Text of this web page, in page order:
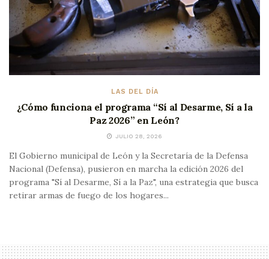
LAS DEL DÍA
¿Cómo funciona el programa “Sí al Desarme, Sí a la
Paz 2026” en León?
JULIO 28, 2026
El Gobierno municipal de León y la Secretaría de la Defensa
Nacional (Defensa), pusieron en marcha la edición 2026 del
programa "Sí al Desarme, Sí a la Paz", una estrategia que busca
retirar armas de fuego de los hogares...